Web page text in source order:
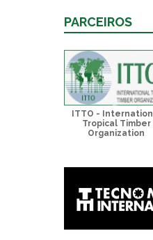
PARCEIROS
ITTO -
Tropical Timber
Organization